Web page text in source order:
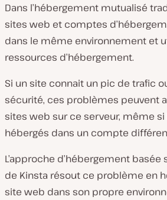
Dans l’hébergement mutualisé
sites web et comptes
dans le même environnement et
ressources d’hébergement.
Si un site connait un pic de trafic
sécurité, ces problèmes peuvent
sites web sur ce serveur, même
hébergés dans un compte
L’approche d’hébergement
de Kinsta résout ce problème en
site web dans son propre